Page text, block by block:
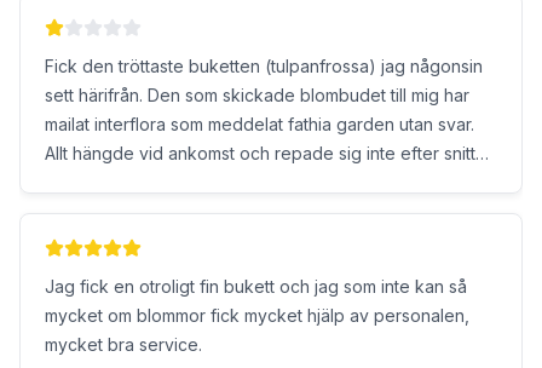
Fick den tröttaste buketten (tulpanfrossa) jag någonsin
sett härifrån. Den som skickade blombudet till mig har
mailat interflora som meddelat fathia garden utan svar.
Allt hängde vid ankomst och repade sig inte efter snitt
leverans hängde allt fortfarande, och började tappa
kronblad. Fick dessutom ta bort bladen på tulpanerna
var heller gjort från butiken. ”Kortet” som var ett vanligt
papper de hade klippt ut och limmat på en bild var inte
heller kanon. Beställt var ett kort med kuvert. Det var
Jag fick en otroligt fin bukett och jag som inte kan så
mycket om blommor fick mycket hjälp av personalen,
mycket bra service.